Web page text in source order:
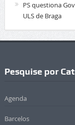
PS questiona
ULS de Braga
Pesquise por
Agenda
Barcelos